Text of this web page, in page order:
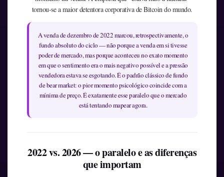
tornou-se a maior detentora corporativa de Bitcoin do mundo.
A venda de dezembro de 2022 marcou, retrospectivamente, o
fundo absoluto do ciclo — não porque a venda em si tivesse
poder de mercado, mas porque aconteceu no exato momento
em que o sentimento era o mais negativo possível e a pressão
vendedora estava se esgotando. É o padrão clássico de fundo
de bear market: o pior momento psicológico coincide com a
mínima de preço. É exatamente esse paralelo que o mercado
está tentando mapear agora.
2022 vs. 2026 — o paralelo e as diferenças
que importam